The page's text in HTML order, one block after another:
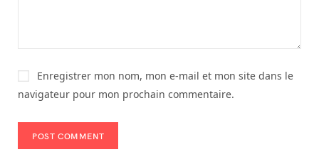
Enregistrer mon nom, mon e-mail et mon site dans le
navigateur pour mon prochain commentaire.